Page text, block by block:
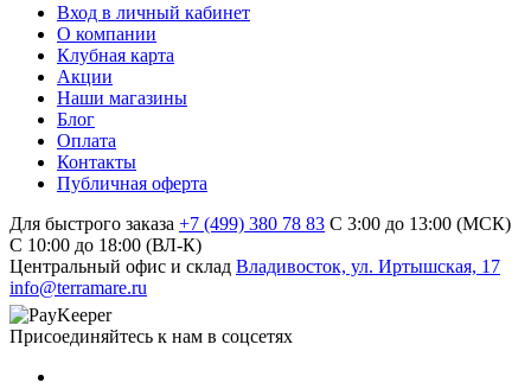
Вход в личный кабинет
О компании
Клубная карта
Акции
Наши магазины
Блог
Оплата
Контакты
Публичная оферта
Для быстрого заказа +7 (499) 380 78 83 С 3:00 до 13:00 (МСК)
C 10:00 до 18:00 (ВЛ-К)
Центральный офис и склад Владивосток, ул. Иртышская, 17
info@terramare.ru
Присоединяйтесь к нам в соцсетях